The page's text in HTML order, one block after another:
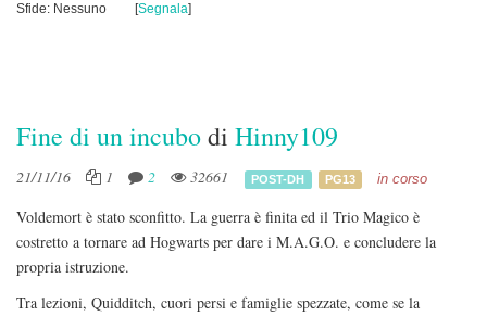
Sfide: Nessuno
[Segnala]
Fine di un incubodi Hinny109
21/11/16 1 2 32661 POST-DH PG13 in corso
Voldemort è stato sconfitto. La guerra è finita ed il Trio Magico è
costretto a tornare ad Hogwarts per dare i M.A.G.O. e concludere la
propria istruzione.
Tra lezioni, Quidditch, cuori persi e famiglie spezzate, come se la